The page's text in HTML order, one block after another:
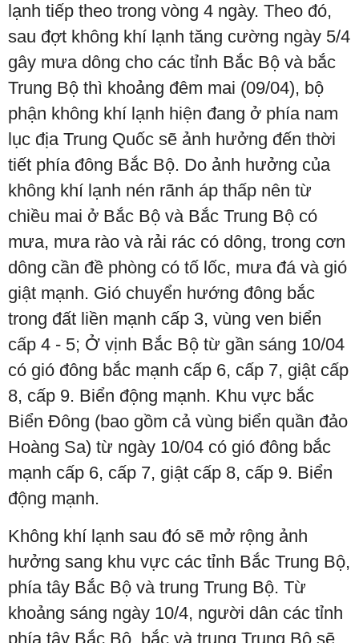
lạnh tiếp theo trong vòng 4 ngày. Theo đó,
sau đợt không khí lạnh tăng cường ngày 5/4
gây mưa dông cho các tỉnh Bắc Bộ và bắc
Trung Bộ thì khoảng đêm mai (09/04), bộ
phận không khí lạnh hiện đang ở phía nam
lục địa Trung Quốc sẽ ảnh hưởng đến thời
tiết phía đông Bắc Bộ. Do ảnh hưởng của
không khí lạnh nén rãnh áp thấp nên từ
chiều mai ở Bắc Bộ và Bắc Trung Bộ có
mưa, mưa rào và rải rác có dông, trong cơn
dông cần đề phòng có tố lốc, mưa đá và gió
giật mạnh. Gió chuyển hướng đông bắc
trong đất liền mạnh cấp 3, vùng ven biển
cấp 4 - 5; Ở vịnh Bắc Bộ từ gần sáng 10/04
có gió đông bắc mạnh cấp 6, cấp 7, giật cấp
8, cấp 9. Biển động mạnh. Khu vực bắc
Biển Đông (bao gồm cả vùng biển quần đảo
Hoàng Sa) từ ngày 10/04 có gió đông bắc
mạnh cấp 6, cấp 7, giật cấp 8, cấp 9. Biển
động mạnh.
Không khí lạnh sau đó sẽ mở rộng ảnh
hưởng sang khu vực các tỉnh Bắc Trung Bộ,
phía tây Bắc Bộ và trung Trung Bộ. Từ
khoảng sáng ngày 10/4, người dân các tỉnh
phía tây Bắc Bộ, bắc và trung Trung Bộ sẽ